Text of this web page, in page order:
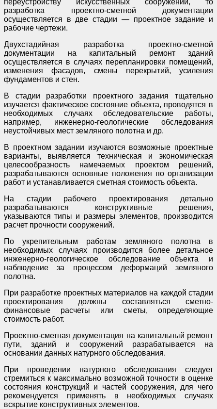
разработка проектно-сметной документации
осуществляется в две стадии — проектное задание и
рабочие чертежи.
Двухстадийная разработка проектно-сметной
документации на капитальный ремонт зданий
осуществляется в случаях перепланировки помещений,
изменения фасадов, смены перекрытий, усиления
фундаментов и стен.
В стадии разработки проектного задания тщательно
изучается фактическое состояние объекта, проводятся в
необходимых случаях обследовательские работы,
например, инженерно-геологические обследования
неустойчивых мест земляного полотна и др.
В проектном задании изучаются возможные проектные
варианты, выявляется техническая и экономическая
целесообразность намечаемых проектом решений,
разрабатываются основные положения по организации
работ и устанавливается сметная стоимость объекта.
На стадии рабочего проектирования детально
разрабатываются конструктивные решения,
указываются типы и размеры элементов, производится
расчет прочности сооружений.
По укрепительным работам земляного полотна в
необходимых случаях производится более детальное
инженерно-геологическое обследование объекта и
наблюдение за процессом деформаций земляного
полотна.
При разработке проектных материалов на каждой стадии
проектирования должны составляться сметно-
финансовые расчеты или сметы, определяющие
стоимость работ.
Проектно-сметная документация на капитальный ремонт
пути, зданий и сооружений разрабатывается на
основании данных натурного обследования.
При проведении натурного обследования следует
стремиться к максимально возможной точности в оценке
состояния конструкций и частей сооружения, для чего
рекомендуется применять в необходимых случаях
вскрытие конструктивных элементов.